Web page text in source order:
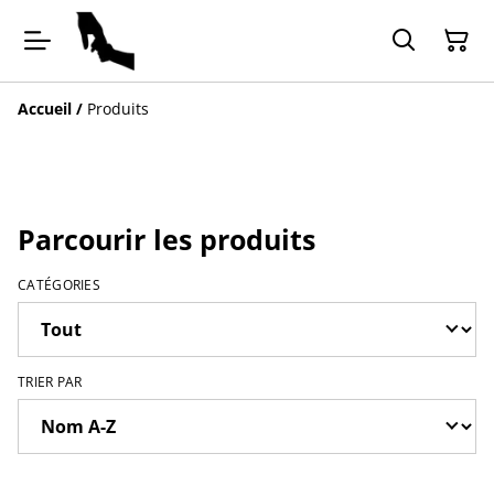
Accueil / Produits
Parcourir les produits
CATÉGORIES
TRIER PAR